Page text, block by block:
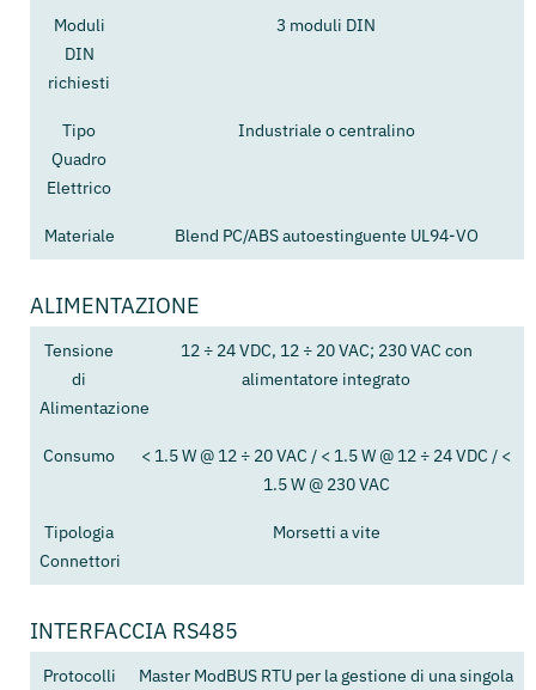
Moduli
DIN
richiesti
3 moduli DIN
Tipo
Quadro
Elettrico
Industriale o centralino
Materiale Blend PC/ABS autoestinguente UL94-VO
ALIMENTAZIONE
Tensione
di
Alimentazione
12 ÷ 24 VDC, 12 ÷ 20 VAC; 230 VAC con
alimentatore integrato
Consumo
< 1.5 W @ 12 ÷ 20 VAC / < 1.5 W @ 12 ÷ 24 VDC / <
1.5 W @ 230 VAC
Tipologia
Connettori
Morsetti a vite
INTERFACCIA RS485
Protocolli Master ModBUS RTU per la gestione di una singola